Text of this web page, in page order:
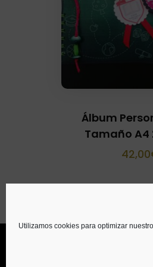
Utilizamos cookies para optimizar
Álbum
Tamaño A4
42,00